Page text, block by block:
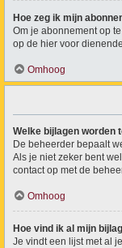
Hoe zeg ik mijn
Om je abonnement op
op de hier voor
Omhoog
Welke bijlagen worden
De beheerder bepaalt
Als je niet zeker bent
contact op met de
Omhoog
Hoe vind ik al mijn
Je vindt een lijst met al